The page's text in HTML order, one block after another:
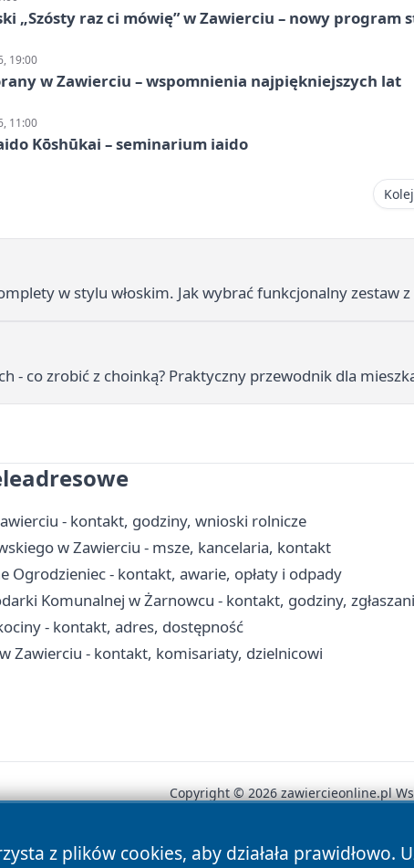
„Szósty raz ci mówię” w Zawierciu – nowy program
19:00
w Zawierciu – wspomnienia najpiękniejszych lat
11:00
Kōshūkai – seminarium iaido
w stylu włoskim. Jak wybrać funkcjonalny zestaw z
- co zrobić z choinką? Praktyczny przewodnik dla
- kontakt, godziny, wnioski rolnicze
w Zawierciu - msze, kancelaria, kontakt
Ogrodzieniec - kontakt, awarie, opłaty i odpady
Komunalnej w Żarnowcu - kontakt, godziny,
- kontakt, adres, dostępność
Zawierciu - kontakt, komisariaty, dzielnicowi
z plików cookies, aby działała
Copyright © 2026 zawiercieonline.pl
News Autorzy Polityka